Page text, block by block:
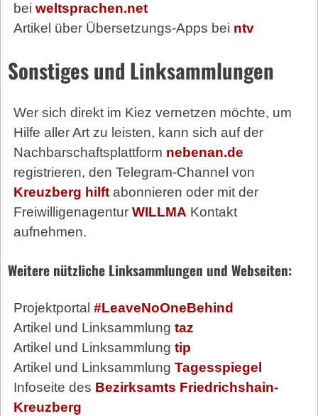
bei weltsprachen.net
Artikel über Übersetzungs-Apps bei ntv
Sonstiges und Linksammlungen
Wer sich direkt im Kiez vernetzen möchte, um
Hilfe aller Art zu leisten, kann sich auf der
Nachbarschaftsplattform nebenan.de
registrieren, den Telegram-Channel von
Kreuzberg hilftabonnieren oder mit der
Freiwilligenagentur WILLMA Kontakt
aufnehmen.
Weitere nützliche Linksammlungen und Webseiten:
Projektportal #LeaveNoOneBehind
Artikel und Linksammlung taz
Artikel und Linksammlung tip
Artikel und Linksammlung Tagesspiegel
Infoseite des Bezirksamts Friedrichshain-
Kreuzberg